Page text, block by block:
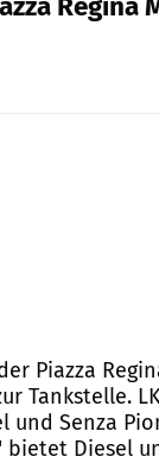
Regina
Piazza
Tankstelle.
und Senza
Diesel